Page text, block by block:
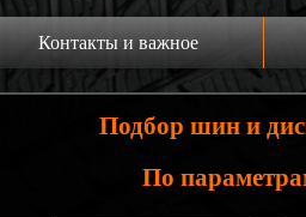
Контакты и важное
главную
Подбор шин и
По